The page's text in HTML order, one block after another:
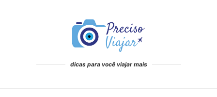
dicas para você viajar mais